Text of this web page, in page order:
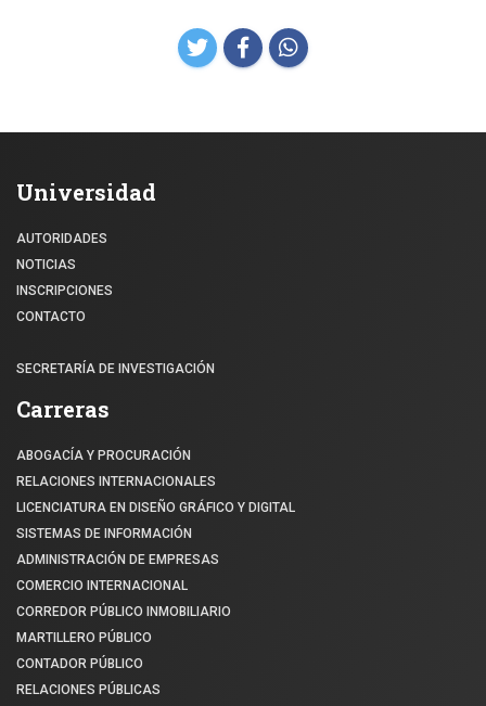
Universidad
AUTORIDADES
NOTICIAS
INSCRIPCIONES
CONTACTO
SECRETARÍA DE INVESTIGACIÓN
Carreras
ABOGACÍA Y PROCURACIÓN
RELACIONES INTERNACIONALES
LICENCIATURA EN DISEÑO GRÁFICO Y DIGITAL
SISTEMAS DE INFORMACIÓN
ADMINISTRACIÓN DE EMPRESAS
COMERCIO INTERNACIONAL
CORREDOR PÚBLICO INMOBILIARIO
MARTILLERO PÚBLICO
CONTADOR PÚBLICO
RELACIONES PÚBLICAS